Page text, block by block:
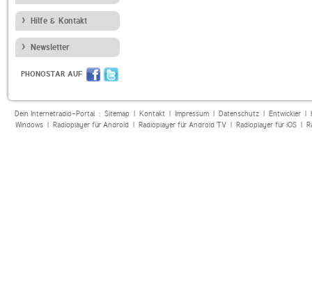
Hilfe & Kontakt
Newsletter
PHONOSTAR AUF
Dein Internetradio-Portal : Sitemap| Kontakt| Impressum| Datenschutz| Entwickler|
Windows| Radioplayer für Android| Radioplayer für Android TV| Radioplayer für iOS|